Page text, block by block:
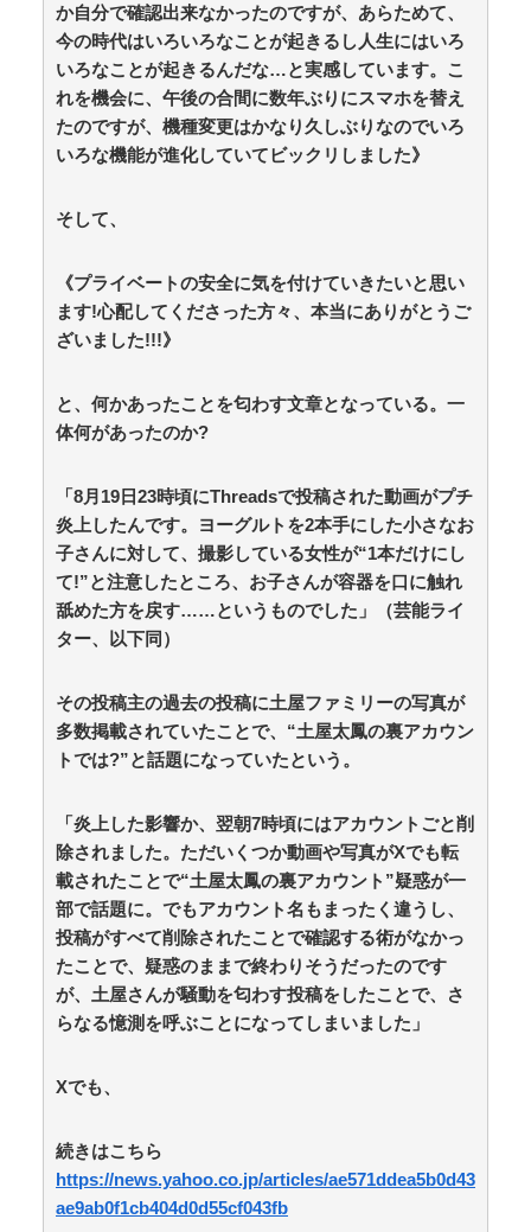
【議論】「宇宙の謎」と「死後の世界」って結局どこ
かで繋がってるよな？ / VIP・ネタ・オールジャンル –
New World Antenna
NEW! (8/9 07:27)
36歳の彼女と結婚したいのに、家族が猛反対。家族か
ら信じられない言葉が飛び出した… 他 / 2chnaviヘッド
ライン (12/24 07:00)
Powered by livedoor 相互RSS
三十路女子の仕事と恋、その先にあった本音
「暫」…あんこ入りのあの和菓子を関西では何と呼
ぶ？ 姫路では「御座候」米原では「暫」 関西圏を離
れると「大判焼き」に “境界線”を調査 / 5chまとめ
MAP(総合) NEW!
になる可能性。英大学の研究で実証 / anaguro - 総合
NEW!
【なぜ韓国にはキム姓が多いのか】 韓国の姓は250、
な歴史が原動力」 / anaguro - 総合 NEW! (8/9 08:05)
TBS新人アナ ブラチラ、お尻くっきり、Y字開
脚！！ / anaguro - 総合
NEW!
遊戯王OCG、ガチでシコらせにくる / 5chまとめ
MAP(総合) NEW! (8/9 07:41)
【唯一の五輪メダルを日本に奪われるのか】外国人審
判への性接待で大揺れの韓国サッカー界、ロンドン五輪
ｗｗｗｗｗ / 5chまとめMAP(総合) NEW! (8/9 07:23)
３大アニメは綺麗なのに漫画の絵が死ぬほど下手な漫
画「鬼滅」「進撃の巨人」 / 5chまとめMAP(総合)
って呼んで？今日から友達ね！」 / おまとめアンテナ
NEW! (8/9 07:00)
三大王道寿司「まぐろ」「サーモン」あとひとつは？
/ おまとめアンテナ NEW! (8/9 06:26)
【悲報】大阪府、愛知県にGDPを抜かれ3位に転落。
維新と万博で潤ってるはずじゃ… / おまとめアンテナ
NEW! (8/9 03:23)
友人「子供の頃、誕生日とクリスマスとお年玉を一緒
にされて本当に嫌だった！」と毎年愚痴ってたのに……
03:19)
とめアンテナ NEW!
Powered by livedoor 相互RSS
か自分で確認出来なかったのですが、あらためて、
今の時代はいろいろなことが起きるし人生にはいろ
いろなことが起きるんだな…と実感しています。こ
れを機会に、午後の合間に数年ぶりにスマホを替え
たのですが、機種変更はかなり久しぶりなのでいろ
いろな機能が進化していてビックリしました》
そして、
《プライベートの安全に気を付けていきたいと思い
ます!心配してくださった方々、本当にありがとうご
ざいました!!!》
と、何かあったことを匂わす文章となっている。一
体何があったのか?
「8月19日23時頃にThreadsで投稿された動画がプチ
炎上したんです。ヨーグルトを2本手にした小さなお
子さんに対して、撮影している女性が“1本だけにし
て!”と注意したところ、お子さんが容器を口に触れ
舐めた方を戻す……というものでした」（芸能ライ
ター、以下同）
その投稿主の過去の投稿に土屋ファミリーの写真が
多数掲載されていたことで、“土屋太鳳の裏アカウン
トでは?”と話題になっていたという。
「炎上した影響か、翌朝7時頃にはアカウントごと削
除されました。ただいくつか動画や写真がXでも転
載されたことで“土屋太鳳の裏アカウント”疑惑が一
部で話題に。でもアカウント名もまったく違うし、
投稿がすべて削除されたことで確認する術がなかっ
たことで、疑惑のままで終わりそうだったのです
が、土屋さんが騒動を匂わす投稿をしたことで、さ
らなる憶測を呼ぶことになってしまいました」
Xでも、
続きはこちら
https://news.yahoo.co.jp/articles/ae571ddea5b0d43
ae9ab0f1cb404d0d55cf043fb